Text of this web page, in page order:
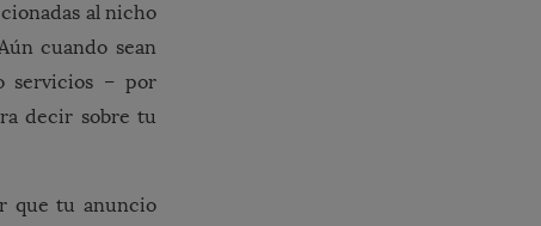
al nicho
cuando sean
servicios – por
decir sobre tu
que tu anuncio